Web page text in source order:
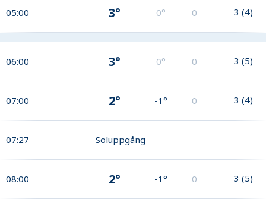
05:00 3° 0° 0 3 (4)
06:00 3° 0° 0 3 (5)
07:00 2° -1° 0 3 (4)
07:27 Soluppgång
08:00 2° -1° 0 3 (5)